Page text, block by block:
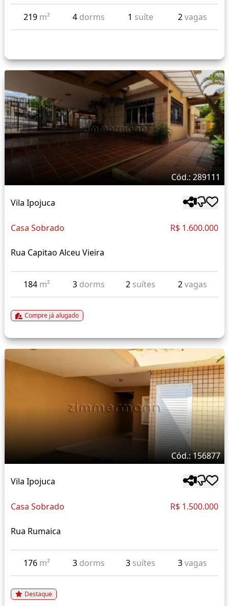
219 m² 4 dorms 1 suíte 2vagas
Cód.: 289111
Vila Ipojuca
Casa Sobrado R$ 1.600.000
Rua Capitao Alceu Vieira
184 m² 3 dorms 2 suítes 2vagas
Compre já alugado
Cód.: 156877
Vila Ipojuca
Casa Sobrado R$ 1.500.000
Rua Rumaica
176 m² 3 dorms 3 suítes 3vagas
Destaque